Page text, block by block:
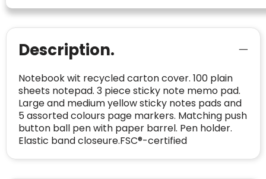
Description.
Notebook wit recycled carton cover. 100 plain
sheets notepad. 3 piece sticky note memo pad.
Large and medium yellow sticky notes pads and
5 assorted colours page markers. Matching push
button ball pen with paper barrel. Pen holder.
Elastic band closeure.FSC®-certified
Domein: linkkado.be
onderneming
Aantal werknemers: 1-10
Trustindex-certificaat
starten
2026-04-22
naar de certificaten van Trustindex en koopt u
Voor bedrijven
Bouwt u vertrouwen op en verhoogt u uw
verkoop met de Trustindex-certificaat.
Meer informatie